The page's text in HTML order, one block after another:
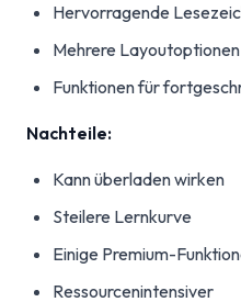
Hervorragende
Mehrere Layoutoptionen
Funktionen für
Nachteile:
Kann überladen wirken
Steilere Lernkurve
Einige Premium-
Ressourcenintensiver